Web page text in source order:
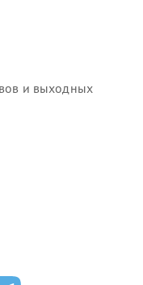
и выходных